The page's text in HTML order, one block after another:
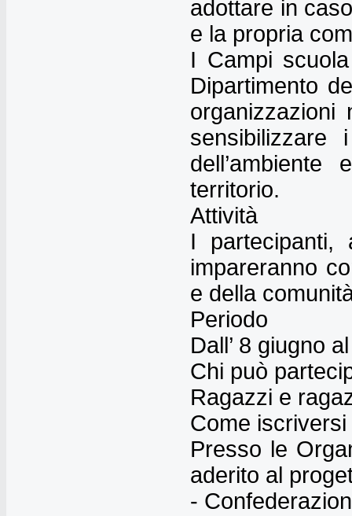
adottare in
e la propria
I Campi
Dipartimento
organizzazioni
territorio.
Attività
I partecipanti,
impareranno
e della
Periodo
Dall’ 8 giugno
Chi può
Ragazzi e
Come iscriversi
Presso le
aderito al
-